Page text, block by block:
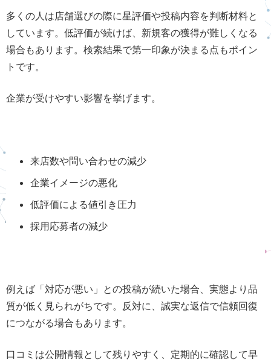
多くの人は店舗選びの際に星評価や投稿内容を判断材料と
しています。低評価が続けば、新規客の獲得が難しくなる
場合もあります。検索結果で第一印象が決まる点もポイン
トです。
企業が受けやすい影響を挙げます。
来店数や問い合わせの減少
企業イメージの悪化
低評価による値引き圧力
採用応募者の減少
例えば「対応が悪い」との投稿が続いた場合、実態より品
質が低く見られがちです。反対に、誠実な返信で信頼回復
につながる場合もあります。
口コミは公開情報として残りやすく、定期的に確認して早